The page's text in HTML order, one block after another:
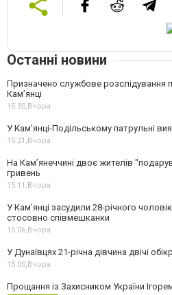
Останні новини
Призначено службове розслідування
Кам’янці
15:30, Вчора
У Кам’янці-Подільському патрульні
15:21, Вчора
На Камʼянеччині двоє жителів
гривень
15:11, Вчора
У Камʼянці засудили 28-річного
стосовно співмешканки
15:06, Вчора
У Дунаївцях 21-річна дівчина двічі
15:00, Вчора
Прощання із Захисником України